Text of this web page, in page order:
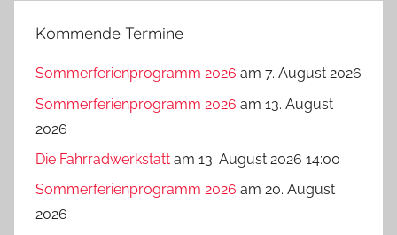
Kommende Termine
Sommerferienprogramm 2026 am 7. August 2026
Sommerferienprogramm 2026 am 13. August
2026
Die Fahrradwerkstatt am 13. August 2026 14:00
Sommerferienprogramm 2026 am 20. August
2026